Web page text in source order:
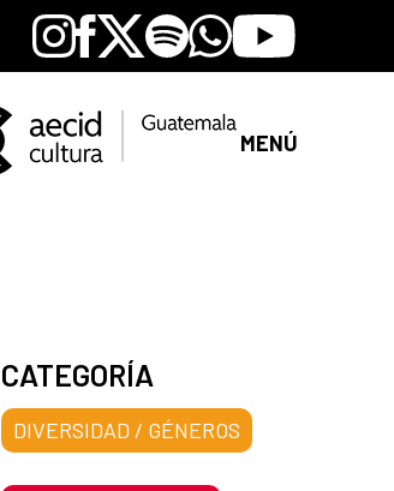
Instagram
Facebook
X SpotifyWhatsapp
Youtube
MENÚ
CATEGORÍA
DIVERSIDAD / GÉNEROS